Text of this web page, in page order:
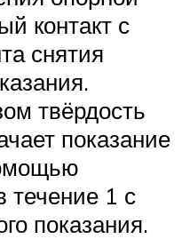
контакт с
снятия
твёрдость
показание
течение 1 с
показания.